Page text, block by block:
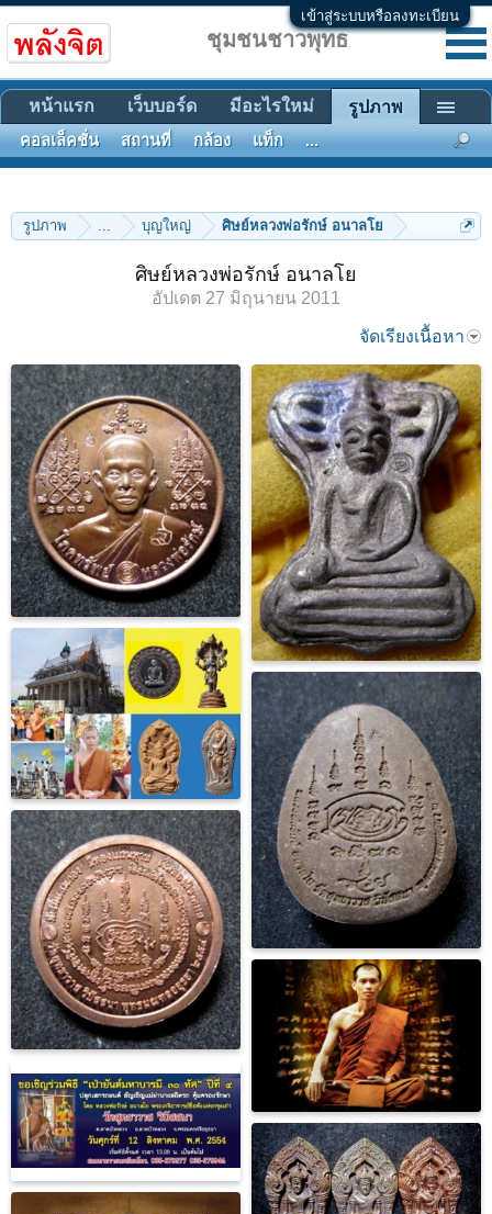
เข้าสู่ระบบหรือลงทะเบียน
รูปภาพ ... บุญใหญ่ ศิษย์หลวงพ่อรักษ์ อนาลโย
ศิษย์หลวงพ่อรักษ์ อนาลโย
อัปเดต 27 มิถุนายน 2011
จัดเรียงเนื้อหา
ชุมชนชาวพุทธ
หน้าแรก เว็บบอร์ด มีอะไรใหม่ รูปภาพ
คอลเล็คชั่น สถานที่ กล้อง แท็ก ...